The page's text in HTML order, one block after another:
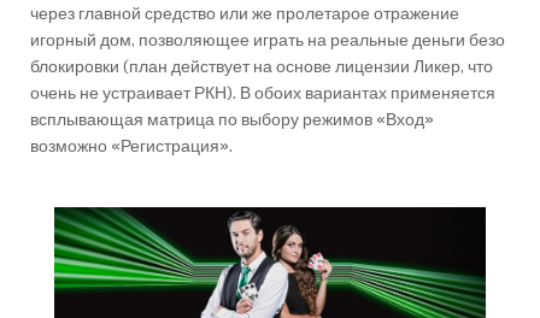
через главной средство или же пролетарое отражение
игорный дом, позволяющее играть на реальные деньги безо
блокировки (план действует на основе лицензии Ликер, что
очень не устраивает РКН). В обоих вариантах применяется
всплывающая матрица по выбору режимов «Вход»
возможно «Регистрация».